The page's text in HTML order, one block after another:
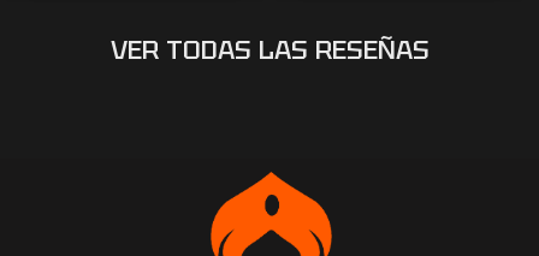
VER TODAS LAS RESEÑAS